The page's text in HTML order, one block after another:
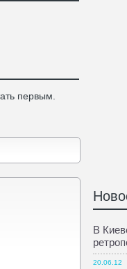
первым.
В
20.06.12